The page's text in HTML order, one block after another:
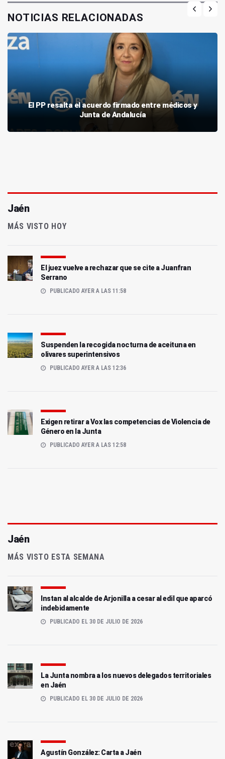
NOTICIAS RELACIONADAS
El PP resalta el acuerdo firmado entre médicos y
Junta de Andalucía
Jaén
MÁS VISTO HOY
El juez vuelve a rechazar que se cite a Juanfran
Serrano
PUBLICADO AYER A LAS 11:58
Suspenden la recogida nocturna de aceituna en
olivares superintensivos
PUBLICADO AYER A LAS 12:36
Exigen retirar a Vox las competencias de Violencia de
Género en la Junta
PUBLICADO AYER A LAS 12:58
Jaén
MÁS VISTO ESTA SEMANA
Instan al alcalde de Arjonilla a cesar al edil que aparcó
indebidamente
PUBLICADO EL 30 DE JULIO DE 2026
La Junta nombra a los nuevos delegados territoriales
en Jaén
PUBLICADO EL 30 DE JULIO DE 2026
Agustín González: Carta a Jaén